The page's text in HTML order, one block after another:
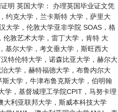
明 英国大学： 办理英国毕业证文凭
约克大学，兰卡斯特 大学，萨里大
大学，伦敦大学亚非学院 SOAS，格
敦艺术大学，雷丁大学，肯特 大
基尔大学，考文垂大学，斯旺西大
特伦特大学，诺森比亚大学，赫尔大
大学，赫特福德大学，布鲁内尔大
大学，牛津布鲁克斯大学，伯明翰
学，基督城理工学院CPIT，马努卡理
大利亚联邦大学，斯威本科技大学